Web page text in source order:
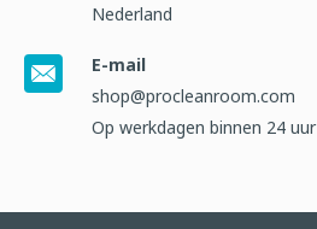
Nederland
E-mail
shop@procleanroom.com
Op werkdagen binnen 24 uur